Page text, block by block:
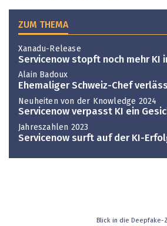
ZUM THEMA
Xanadu-Release
Servicenow stopft noch mehr KI
Alain Badoux
Ehemaliger Schweiz-Chef
Neuheiten von der Knowledge 2024
Servicenow verpasst KI ein
Jahreszahlen 2023
Servicenow surft auf der KI-
Blick in die Deepfake-